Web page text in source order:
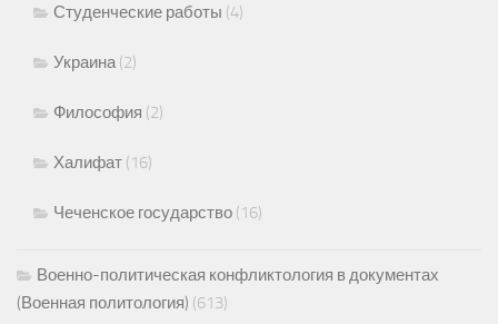
Студенческие работы (4)
Украина(2)
Философия (2)
Халифат (16)
Чеченское государство (16)
Военно-политическая конфликтология в документах
(Военная политология) (613)